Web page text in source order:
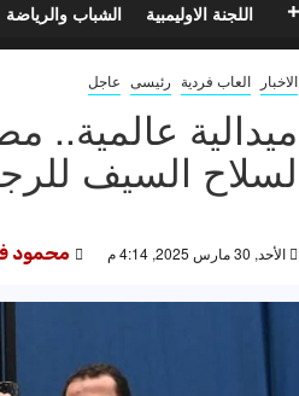
اللجنة الاوليمبية الشباب والرياضة
الاخبار العاب فردية رئيسى عاجل
ميدالية عالمية..
لسلاح السيف
الأحد, 30 مارس 2025, 4:14 م محمود